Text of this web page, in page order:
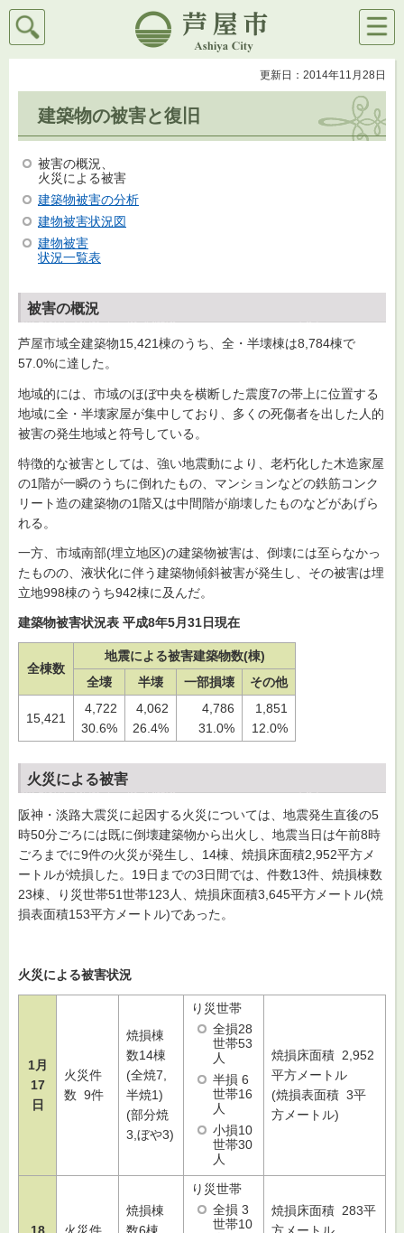
芦屋市
検索
メニ
ュー
更新日：2014年11月28日
建築物の被害と復旧
被害の概況、
火災による被害
建築物被害の分析
建物被害状況図
建物被害
状況一覧表
被害の概況
芦屋市域全建築物15,421棟のうち、全・半壊棟は8,784棟で
57.0%に達した。
地域的には、市域のほぼ中央を横断した震度7の帯上に位置する
地域に全・半壊家屋が集中しており、多くの死傷者を出した人的
被害の発生地域と符号している。
特徴的な被害としては、強い地震動により、老朽化した木造家屋
の1階が一瞬のうちに倒れたもの、マンションなどの鉄筋コンク
リート造の建築物の1階又は中間階が崩壊したものなどがあげら
れる。
一方、市域南部(埋立地区)の建築物被害は、倒壊には至らなかっ
たものの、液状化に伴う建築物傾斜被害が発生し、その被害は埋
立地998棟のうち942棟に及んだ。
建築物被害状況表 平成8年5月31日現在
全棟数
地震による被害建築物数(棟)
全壊
半壊 一部損壊 その他
15,421
4,722
30.6%
4,062
26.4%
4,786
31.0%
1,851
12.0%
火災による被害
阪神・淡路大震災に起因する火災については、地震発生直後の5
時50分ごろには既に倒壊建築物から出火し、地震当日は午前8時
ごろまでに9件の火災が発生し、14棟、焼損床面積2,952平方メ
ートルが焼損した。19日までの3日間では、件数13件、焼損棟数
23棟、り災世帯51世帯123人、焼損床面積3,645平方メートル(焼
損表面積153平方メートル)であった。
火災による被害状況
1月
17
日
火災件
数 9件
焼損棟
数14棟
(全焼7,
半焼1)
(部分焼
3,ぼや3)
り災世帯
全損28
世帯53
人
半損 6
世帯16
人
小損10
世帯30
人
焼損床面積 2,952
平方メートル
(焼損表面積 3平
方メートル)
18
火災件
焼損棟
数6棟
り災世帯
全損 3
世帯10
焼損床面積 283平
方メートル